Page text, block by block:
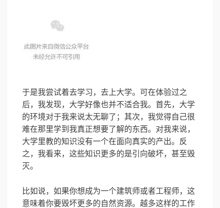
于是我尝试着去学习，去上大学。可在体验过之
后，我发现，大学好像也并不适合我。首先，大学
的环境对于我来说太无聊了；其次，我觉得自己很
难在那里学到我真正想要了解的东西。对我来说，
大学里教的知识没有一个在面向真实的产出。反
之，我看来，这些知识更多的是引向破坏，甚至毁
灭。
比如说，如果你想成为一个建筑师或者工程师，这
意味着你要毁坏更多的自然资源。越多这样的工作